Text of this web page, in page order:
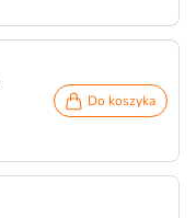
Do koszyka